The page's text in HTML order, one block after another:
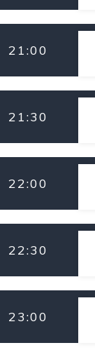
21:00
21:30
22:00
22:30
23:00